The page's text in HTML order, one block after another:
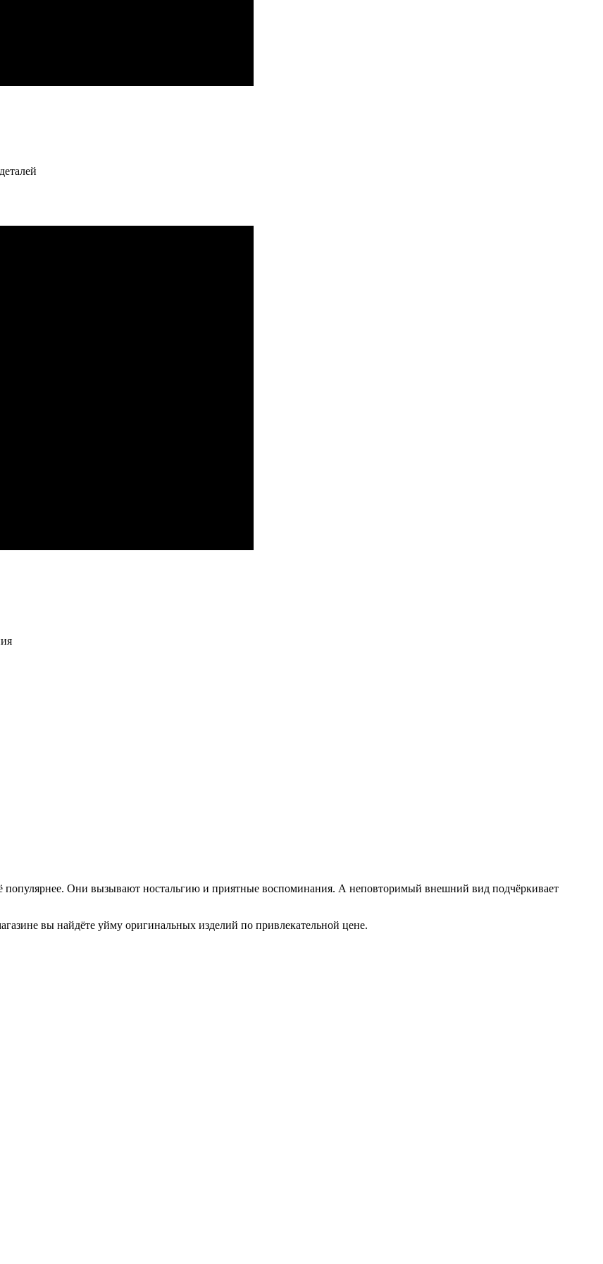
популярнее. Они вызывают ностальгию и приятные воспоминания. А неповторимый внешний вид подчёркивает
вы найдёте уйму оригинальных изделий по привлекательной цене.